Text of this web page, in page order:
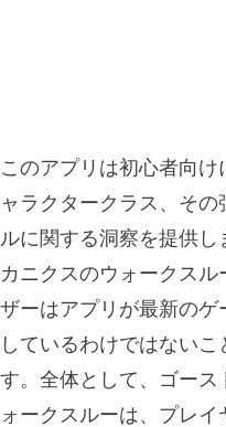
このアプリは初心者向
ャラクタークラス、そ
ルに関する洞察を提供
カニクスのウォークス
ザーはアプリが最新の
しているわけではない
す。全体として、ゴー
ォークスルーは、プレ